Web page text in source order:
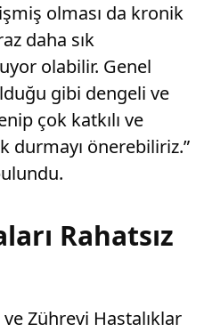
olması da kronik
daha sık
olabilir. Genel
gibi dengeli ve
çok katkılı ve
durmayı önerebiliriz.”
Rahatsız
Zührevi Hastalıklar